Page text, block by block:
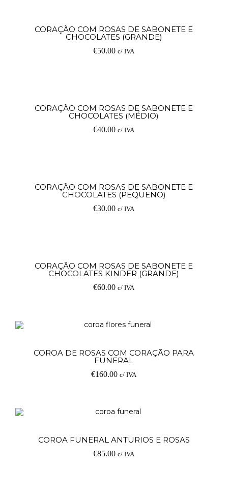
CORAÇÃO COM ROSAS DE SABONETE E
CHOCOLATES (GRANDE)
€50.00 c/ IVA
CORAÇÃO COM ROSAS DE SABONETE E
CHOCOLATES (MÉDIO)
€40.00 c/ IVA
CORAÇÃO COM ROSAS DE SABONETE E
CHOCOLATES (PEQUENO)
€30.00 c/ IVA
CORAÇÃO COM ROSAS DE SABONETE E
CHOCOLATES KINDER (GRANDE)
€60.00 c/ IVA
COROA DE ROSAS COM CORAÇÃO PARA
FUNERAL
€160.00 c/ IVA
COROA FUNERAL ANTURIOS E ROSAS
€85.00 c/ IVA